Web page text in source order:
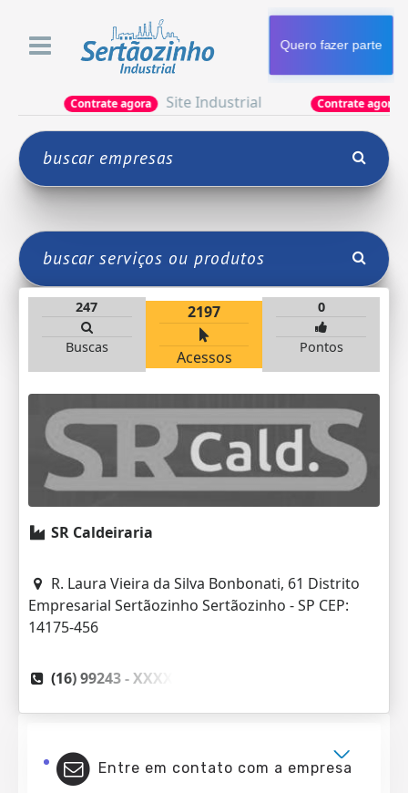
Quero fazer parte
Contrate agora Site Industrial Contrate agora
247
Buscas
2197
Acessos
0
Pontos
SR Caldeiraria
R. Laura Vieira da Silva Bonbonati, 61 Distrito
Empresarial Sertãozinho Sertãozinho - SP CEP:
14175-456
(16) 99243 -XXXX
Entre em contato com a empresa